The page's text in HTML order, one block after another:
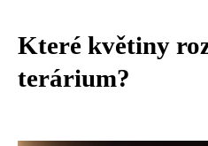
Které květiny
terárium?